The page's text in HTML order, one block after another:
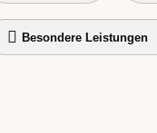
Besondere Leistungen